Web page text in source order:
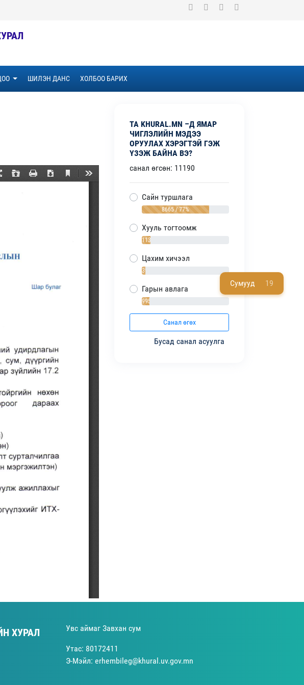
ШИЛЭН ДАНС ХОЛБОО БАРИХ
Сумууд 19
ТА KHURAL.MN –Д ЯМАР
ЧИГЛЭЛИЙН МЭДЭЭ
ОРУУЛАХ ХЭРЭГТЭЙ ГЭЖ
ҮЗЭЖ БАЙНА ВЭ?
санал өгсөн: 11190
Сайн туршлага
8665 / 77%
Хууль тогтоомж
1138 / 10%
Цахим хичээл
392 / 4%
Гарын авлага
995 / 9%
Санал өгөх
Бусад санал асуулга
ХУРАЛ Увс аймаг Завхан сум
Утас: 80172411
Э-Мэйл: erhembileg@khural.uv.gov.mn